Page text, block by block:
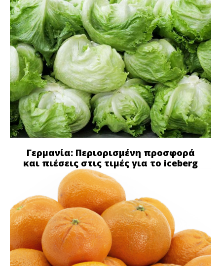
Γερμανία: Περιορισμένη προσφορά
και πιέσεις στις τιμές για το iceberg